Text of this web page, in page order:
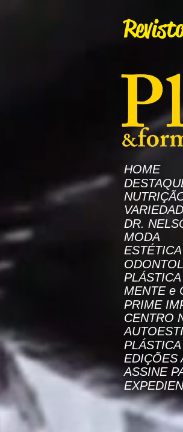
HOME
DR.
MODA
PLÁSTICA
MENTE e
PRIME
CENTRO
EDIÇÕES
ASSINE